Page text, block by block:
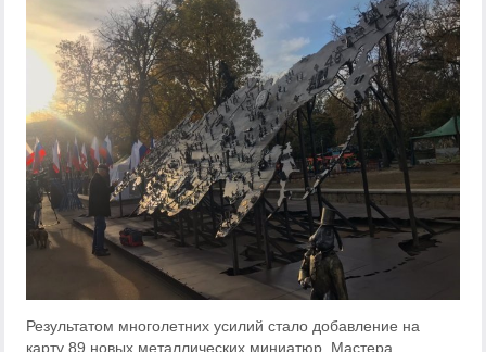
Результатом многолетних усилий стало добавление на
карту 89 новых металлических миниатюр. Мастера